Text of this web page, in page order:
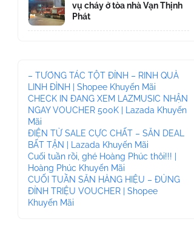
vụ cháy ở tòa nhà Vạn Thịnh
Phát
– TƯƠNG TÁC TỘT ĐỈNH – RINH QUÀ
LINH ĐÌNH | Shopee Khuyến Mãi
CHECK IN ĐANG XEM LAZMUSIC NHẬN
NGAY VOUCHER 500K | Lazada Khuyến
Mãi
ĐIỆN TỬ SALE CỰC CHẤT – SĂN DEAL
BẤT TẬN | Lazada Khuyến Mãi
Cuối tuần rồi, ghé Hoàng Phúc thôi!!! |
Hoàng Phúc Khuyến Mãi
CUỐI TUẦN SĂN HÀNG HIỆU – ĐỦNG
ĐỈNH TRIỆU VOUCHER | Shopee
Khuyến Mãi